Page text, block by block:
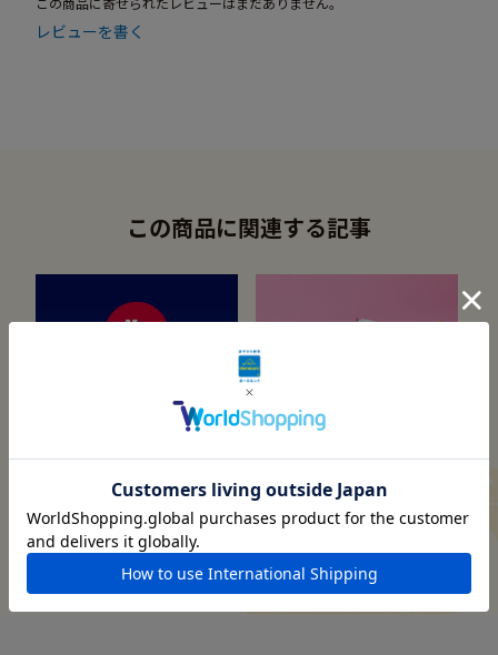
レビューを書く
この商品に関連する記事
憧れを手のひらに
ミニチュアカーのヨーロッパ
トップブランド「ジク」
メーカー紹介
“本物”同様の機能美が想像力
を豊かに育む